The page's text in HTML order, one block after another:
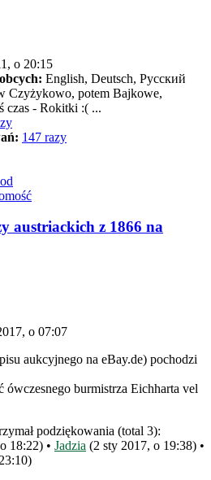
o 20:15
English, Deutsch, Pусский
Czyżykowo, potem Bajkowe,
czas - Rokitki :( ...
147 razy
austriackich z 1866 na
o 07:07
aukcyjnego na eBay.de) pochodzi
ówczesnego burmistrza Eichharta vel
podziękowania (total 3):
18:22) • Jadzia (2 sty 2017, o 19:38) •